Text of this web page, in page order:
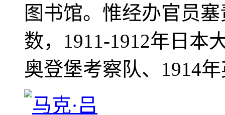
图书馆。惟经办官员
数，1911-1912年日本
奥登堡考察队、1914